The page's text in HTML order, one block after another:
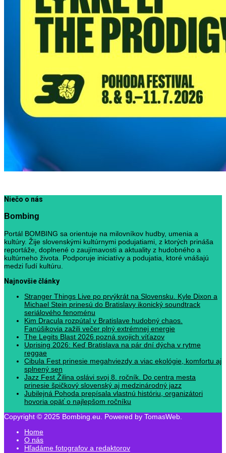
Niečo o nás
Bombing
Portál BOMBING sa orientuje na milovníkov hudby, umenia a
kultúry. Žije slovenskými kultúrnymi podujatiami, z ktorých prináša
reportáže, doplnené o zaujímavosti a aktuality z hudobného a
kultúrneho života. Podporuje iniciatívy a podujatia, ktoré vnášajú
medzi ľudí kultúru.
Najnovšie články
Stranger Things Live po prvýkrát na Slovensku. Kyle Dixon a
Michael Stein prinesú do Bratislavy ikonický soundtrack
seriálového fenoménu
Kim Dracula rozpútal v Bratislave hudobný chaos.
Fanúšikovia zažili večer plný extrémnej energie
The Legits Blast 2026 pozná svojich víťazov
Uprising 2026: Keď Bratislava na pár dní dýcha v rytme
reggae
Cibula Fest prinesie megahviezdy a viac ekológie, komfortu aj
splnený sen
Jazz Fest Žilina oslávi svoj 8. ročník. Do centra mesta
prinesie špičkový slovenský aj medzinárodný jazz
Jubilejná Pohoda prepísala vlastnú históriu, organizátori
hovoria opäť o najlepšom ročníku
Copyright © 2025 Bombing.eu. Powered by TomasWeb.
Home
O nás
Hľadáme fotografov a redaktorov